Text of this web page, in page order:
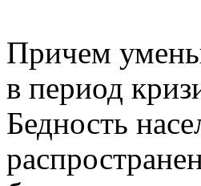
Причем
в период
Бедность